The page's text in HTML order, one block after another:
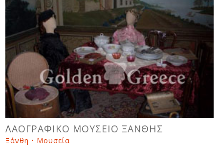
ΛΑΟΓΡΑΦΙΚΟ ΜΟΥΣΕΙΟ ΞΑΝΘΗΣ
Ξάνθη • Μουσεία